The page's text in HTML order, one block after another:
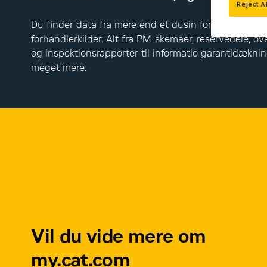
Du finder data fra mere end et dusin forskellige
forhandlerkilder. Alt fra PM-skemaer, reservedele,
og inspektionsrapporter til informatio
meget mere.
Vil du vide mere om
my.cat.com
Reject